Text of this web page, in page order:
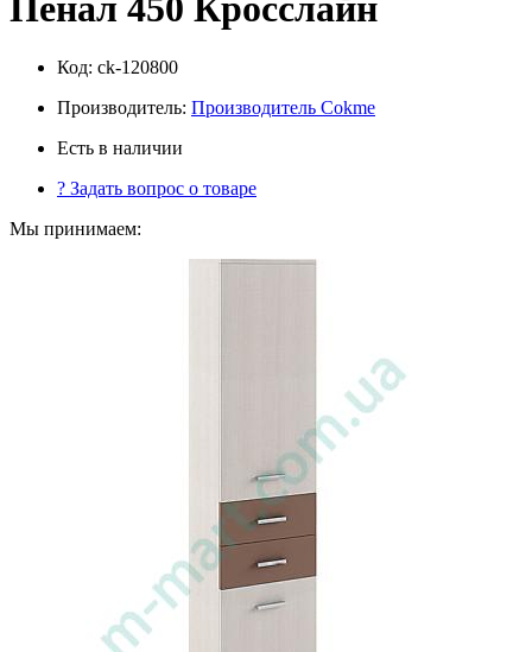
Код: ck-120800
Производитель: Производитель Cokme
Есть в наличии
? Задать вопрос о товаре
Мы принимаем: